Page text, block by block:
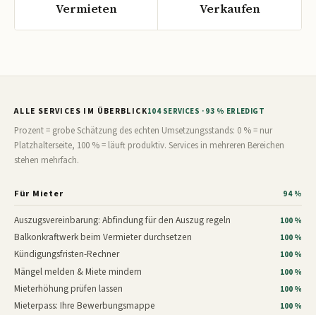
Vermieten Verkaufen
ALLE SERVICES IM ÜBERBLICK104 SERVICES · 93 % ERLEDIGT
Prozent = grobe Schätzung des echten Umsetzungsstands: 0 % = nur
Platzhalterseite, 100 % = läuft produktiv. Services in mehreren Bereichen
stehen mehrfach.
Für Mieter 94 %
Auszugsvereinbarung: Abfindung für den Auszug regeln 100 %
Balkonkraftwerk beim Vermieter durchsetzen 100 %
Kündigungsfristen-Rechner 100 %
Mängel melden & Miete mindern 100 %
Mieterhöhung prüfen lassen 100 %
Mieterpass: Ihre Bewerbungsmappe 100 %